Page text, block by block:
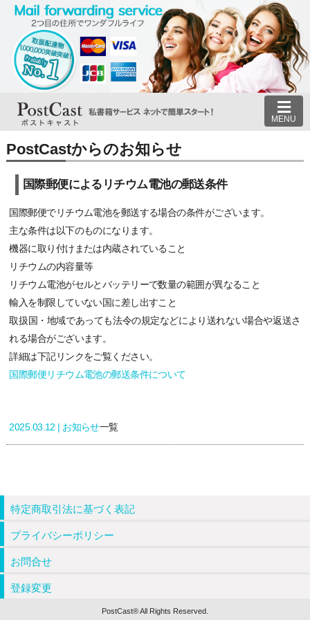
MENU
PostCastからのお知らせ
国際郵便によるリチウム電池の郵送条件
国際郵便でリチウム電池を郵送する場合の条件がございます。
主な条件は以下のものになります。
機器に取り付けまたは内蔵されていること
リチウムの内容量等
リチウム電池がセルとバッテリーで数量の範囲が異なること
輸入を制限していない国に差し出すこと
取扱国・地域であっても法令の規定などにより送れない場合や返送さ
れる場合がございます。
詳細は下記リンクをご覧ください。
国際郵便リチウム電池の郵送条件について
2025.03.12 | お知らせ一覧
特定商取引法に基づく表記
プライバシーポリシー
お問合せ
登録変更
PostCast® All Rights Reserved.